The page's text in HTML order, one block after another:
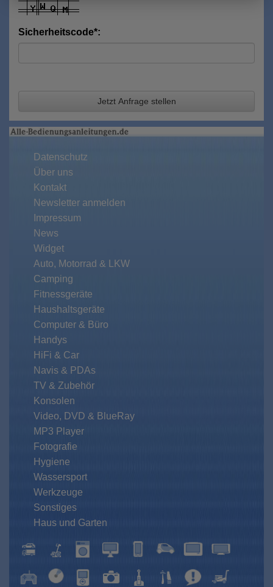
Sicherheitscode*:
Jetzt Anfrage stellen
Datenschutz
Über uns
Kontakt
Newsletter anmelden
Impressum
News
Widget
Auto, Motorrad & LKW
Camping
Fitnessgeräte
Haushaltsgeräte
Computer & Büro
Handys
HiFi & Car
Navis & PDAs
TV & Zubehör
Konsolen
Video, DVD & BlueRay
MP3 Player
Fotografie
Hygiene
Wassersport
Werkzeuge
Sonstiges
Haus und Garten